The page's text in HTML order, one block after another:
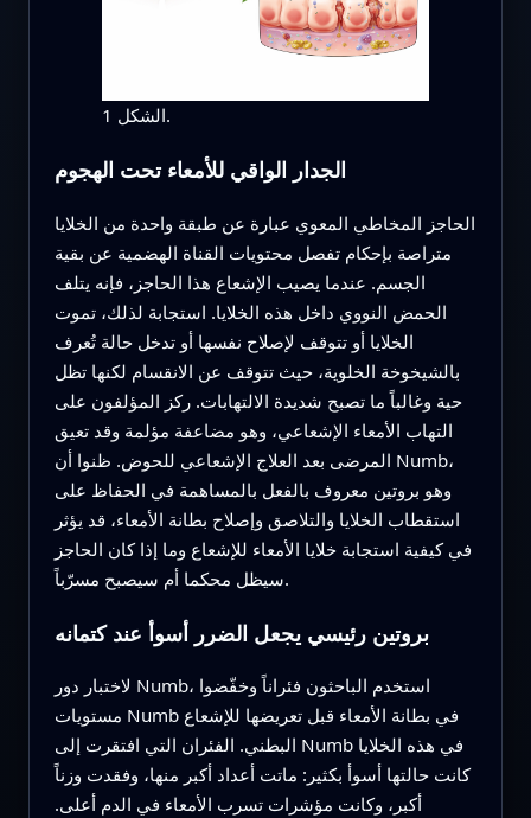
الشكل 1.
الجدار الواقي للأمعاء تحت الهجوم
الحاجز المخاطي المعوي عبارة عن طبقة واحدة من الخلايا
متراصة بإحكام تفصل محتويات القناة الهضمية عن بقية
الجسم. عندما يصيب الإشعاع هذا الحاجز، فإنه يتلف
الحمض النووي داخل هذه الخلايا. استجابة لذلك، تموت
الخلايا أو تتوقف لإصلاح نفسها أو تدخل حالة تُعرف
بالشيخوخة الخلوية، حيث تتوقف عن الانقسام لكنها تظل
حية وغالباً ما تصبح شديدة الالتهابات. ركز المؤلفون على
التهاب الأمعاء الإشعاعي، وهو مضاعفة مؤلمة وقد تعيق
المرضى بعد العلاج الإشعاعي للحوض. ظنوا أن Numb،
وهو بروتين معروف بالفعل بالمساهمة في الحفاظ على
استقطاب الخلايا والتلاصق وإصلاح بطانة الأمعاء، قد يؤثر
في كيفية استجابة خلايا الأمعاء للإشعاع وما إذا كان الحاجز
سيظل محكما أم سيصبح مسرّباً.
بروتين رئيسي يجعل الضرر أسوأ عند كتمانه
لاختبار دور Numb، استخدم الباحثون فئراناً وخفّضوا
مستويات Numb في بطانة الأمعاء قبل تعريضها للإشعاع
البطني. الفئران التي افتقرت إلى Numb في هذه الخلايا
كانت حالتها أسوأ بكثير: ماتت أعداد أكبر منها، وفقدت وزناً
أكبر، وكانت مؤشرات تسرب الأمعاء في الدم أعلى.